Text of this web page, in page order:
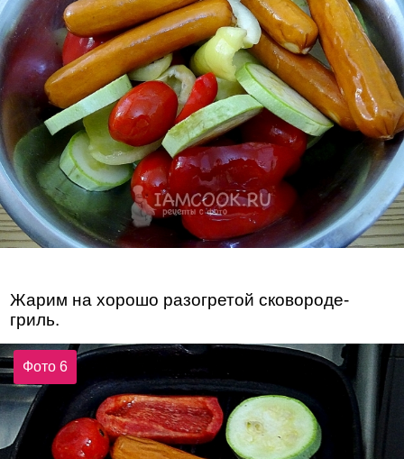
Жарим на хорошо разогретой сковороде-
гриль.
Фото 6